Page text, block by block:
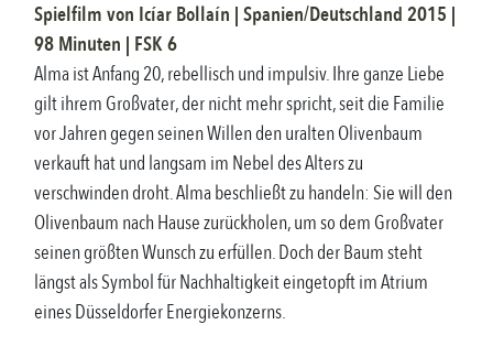
Spielfilm von Icíar Bollaín |Spanien/Deutschland 2015 |
98 Minuten | FSK6
Alma ist Anfang 20, rebellisch und impulsiv. Ihre ganze Liebe
gilt ihrem Großvater, der nicht mehr spricht, seit die Familie
vor Jahren gegen seinen Willen den uralten Olivenbaum
verkauft hat und langsam im Nebel des Alters zu
verschwinden droht. Alma beschließt zu handeln: Sie will den
Olivenbaum nach Hause zurückholen, um so dem Großvater
seinen größten Wunsch zu erfüllen. Doch der Baum steht
längst als Symbol für Nachhaltigkeit eingetopft im Atrium
eines Düsseldorfer Energiekonzerns.